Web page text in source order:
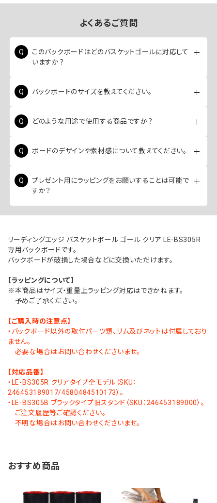
よくあるご質問
このバックボードはどのバスケットゴールに対応して
いますか？
BS305R」専用の交換用バックボードです。他社製品や
バックボードのサイズを教えてください。
す。
どのような用途で使用する商品ですか？
分のみを交換するための単品パーツです。
ボードのデザインや素材感について教えてください。
インとなっています。
プレゼント用にラッピングをお願いすることは可能で
すか？
リーディングエッジ バスケットボール ゴール クリア LE-BS305R
専用バックボードです。
バックボードが破損した場合などに交換いただけます。
【ラッピングについて】
※本商品はサイズ・重量上ラッピング対応はできかねます。
予めご了承ください。
【ご購入時の注意点】
・バックボード以外の取付パーツ類、リム及びネットは付属しており
ません。
必要な場合はお問い合わせくださいませ。
【対応品番】
・LE-BS305R クリアタイプ全モデル（SKU：
246453189017/4580484510173）。
・LE-BS305B ブラックタイプ旧スタンド（SKU：246453189000）。
ご注文履歴等ご確認ください。
不明な場合はお問い合わせくださいませ。
おすすめ商品